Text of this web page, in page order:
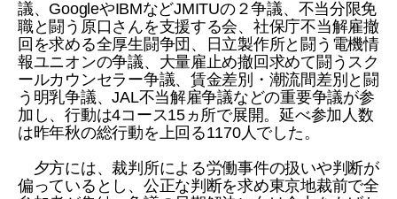
議、GoogleやIBMなどJMITUの２争議、不当分限免
職と闘う原口さんを支援する会、社保庁不当解雇撤
回を求める全厚生闘争団、日立製作所と闘う電機情
報ユニオンの争議、大量雇止め撤回求めて闘うスク
ールカウンセラー争議、賃金差別・潮流間差別と闘
う明乳争議、JAL不当解雇争議などの重要争議が参
加し、行動は4コース15ヵ所で展開。延べ参加人数
は昨年秋の総行動を上回る1170人でした。
夕方には、裁判所による労働事件の扱いや判断が
偏っているとし、公正な判断を求め東京地裁前で全